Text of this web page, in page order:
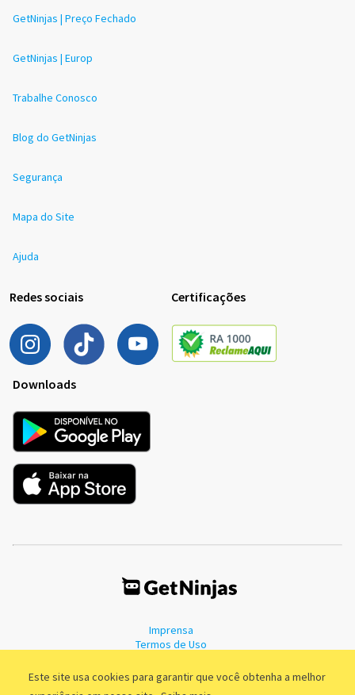
Este site usa cookies para garantir que você obtenha a melhor
GetNinjas | Preço Fechado
GetNinjas | Europ
Trabalhe Conosco
Blog do GetNinjas
Segurança
Mapa do Site
Ajuda
Redes sociais Certificações
Downloads
Imprensa
Termos de Uso